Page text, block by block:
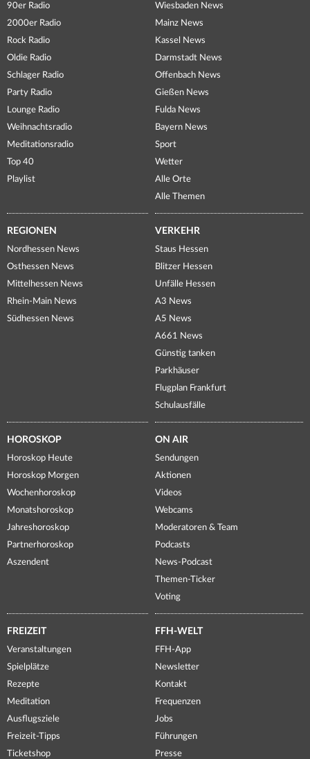
90er Radio
2000er Radio
Rock Radio
Oldie Radio
Schlager Radio
Party Radio
Lounge Radio
Weihnachtsradio
Meditationsradio
Top 40
Playlist
Wiesbaden News
Mainz News
Kassel News
Darmstadt News
Offenbach News
Gießen News
Fulda News
Bayern News
Sport
Wetter
Alle Orte
Alle Themen
REGIONEN
Nordhessen News
Osthessen News
Mittelhessen News
Rhein-Main News
Südhessen News
VERKEHR
Staus Hessen
Blitzer Hessen
Unfälle Hessen
A3 News
A5 News
A661 News
Günstig tanken
Parkhäuser
Flugplan Frankfurt
Schulausfälle
HOROSKOP
Horoskop Heute
Horoskop Morgen
Wochenhoroskop
Monatshoroskop
Jahreshoroskop
Partnerhoroskop
Aszendent
ON AIR
Sendungen
Aktionen
Videos
Webcams
Moderatoren & Team
Podcasts
News-Podcast
Themen-Ticker
Voting
FREIZEIT
Veranstaltungen
Spielplätze
Rezepte
Meditation
Ausflugsziele
Freizeit-Tipps
Ticketshop
FFH-WELT
FFH-App
Newsletter
Kontakt
Frequenzen
Jobs
Führungen
Presse